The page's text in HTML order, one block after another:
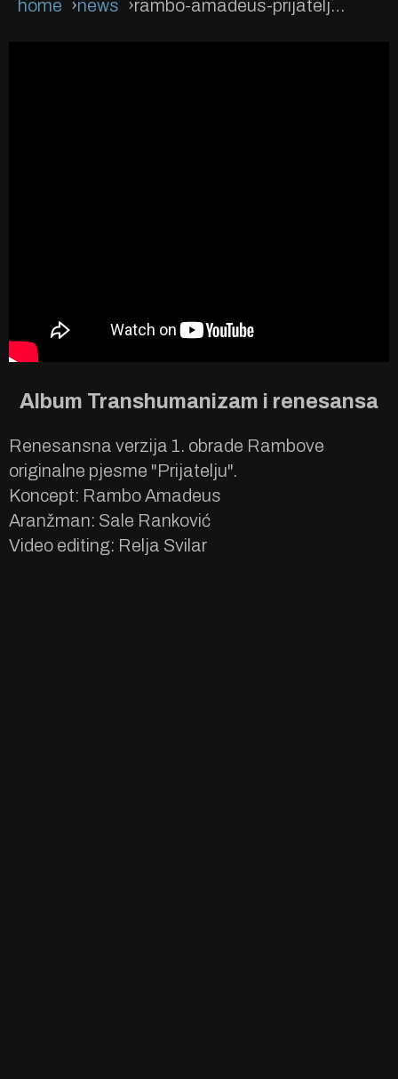
home news rambo-amadeus-prijatelju-prijatelju-renesansna-verzija-1
Album Transhumanizam i renesansa
Renesansna verzija 1. obrade Rambove
originalne pjesme "Prijatelju".
Koncept: Rambo Amadeus
Aranžman: Sale Ranković
Video editing: Relja Svilar